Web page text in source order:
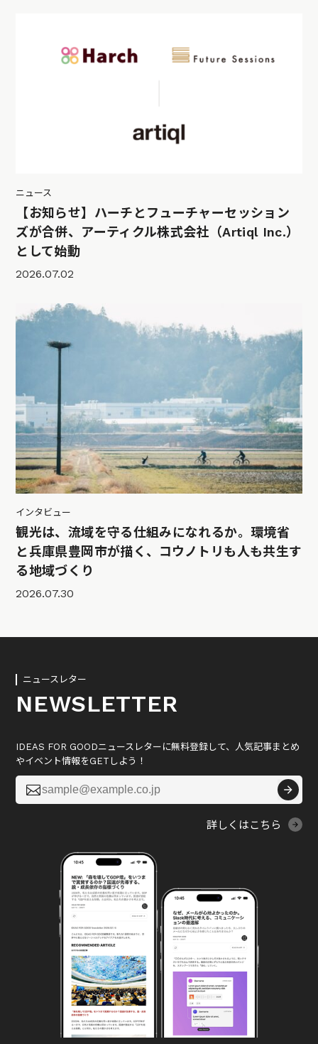
ニュース
【お知らせ】ハーチとフューチャーセッション
ズが合併、アーティクル株式会社（Artiql Inc.）
として始動
2026.07.02
インタビュー
観光は、流域を守る仕組みになれるか。環境省
と兵庫県豊岡市が描く、コウノトリも人も共生す
る地域づくり
2026.07.30
ニュースレター
NEWSLETTER
IDEAS FOR GOODニュースレターに無料登録して、人気記事まとめ
やイベント情報をGETしよう！

詳しくはこちら